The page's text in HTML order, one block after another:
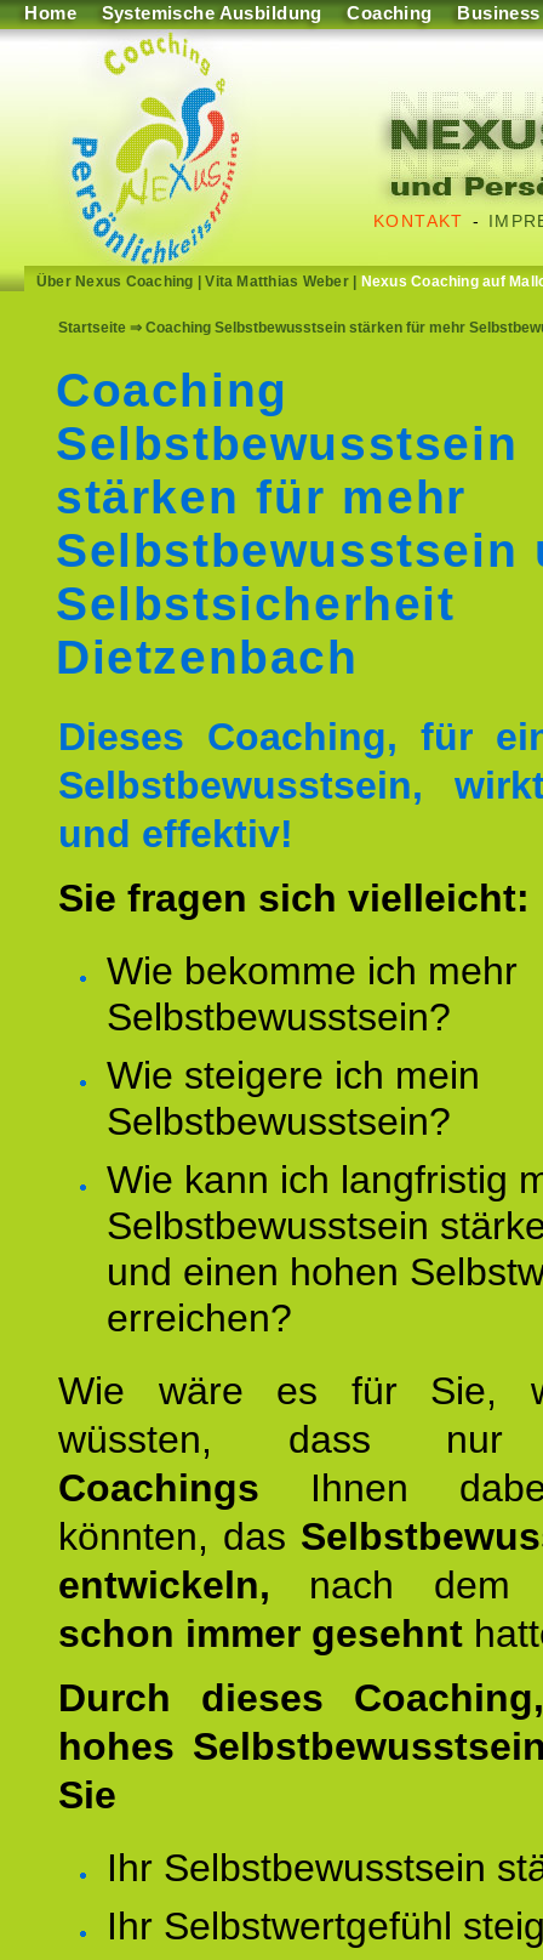
Home Systemische Ausbildung Coaching Business
KONTAKT -
Über Nexus Coaching |Vita Matthias Weber| Nexus Coaching auf
Startseite ⇒ Coaching Selbstbewusstsein stärken für mehr
Coaching
Selbstbewusstsein
stärken für mehr
Selbstbewusstsein
Selbstsicherheit
Dietzenbach
Dieses Coaching, für
Selbstbewusstsein,
und effektiv!
Sie fragen sich vielleicht:
Wie bekomme ich mehr
Selbstbewusstsein?
Wie steigere ich mein
Selbstbewusstsein?
Wie kann ich langfristig
Selbstbewusstsein
und einen hohen
erreichen?
Wie wäre es für Sie,
wüssten, dass
Coachings Ihnen
könnten, das
entwickeln, nach dem
schon immer gesehnt
Durch dieses
hohes
Sie
Ihr Selbstbewusstsein
Ihr Selbstwertgefühl